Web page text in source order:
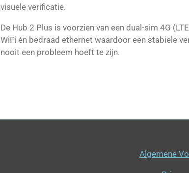
visuele verificatie.
De Hub 2 Plus is voorzien van een dual-sim 4G
WiFi én bedraad ethernet waardoor een stabiele
nooit een probleem hoeft te zijn.
Algemene